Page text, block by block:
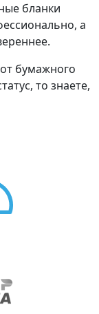
бланки
а
бумажного
то знаете,